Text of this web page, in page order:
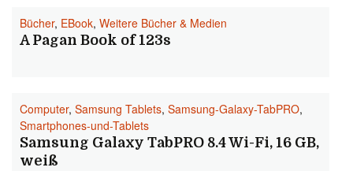
Bücher, EBook, Weitere Bücher & Medien
A Pagan Book of 123s
Computer, Samsung Tablets, Samsung-Galaxy-TabPRO,
Smartphones-und-Tablets
Samsung Galaxy TabPRO 8.4 Wi-Fi, 16 GB,
weiß